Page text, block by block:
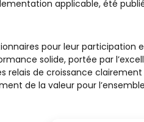
applicable, été
pour leur participation
solide, portée par
relais de croissance
de la valeur pour